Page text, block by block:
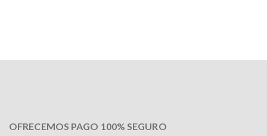
OFRECEMOS PAGO 100% SEGURO